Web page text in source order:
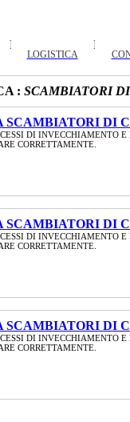
LOGISTICA
: SCAMBIATORI
SCAMBIATORI DI
DI INVECCHIAMENTO
CORRETTAMENTE.
SCAMBIATORI DI
DI INVECCHIAMENTO
CORRETTAMENTE.
SCAMBIATORI DI
DI INVECCHIAMENTO
CORRETTAMENTE.